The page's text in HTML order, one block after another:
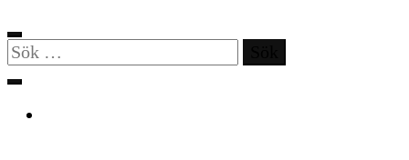
Sök
efter: